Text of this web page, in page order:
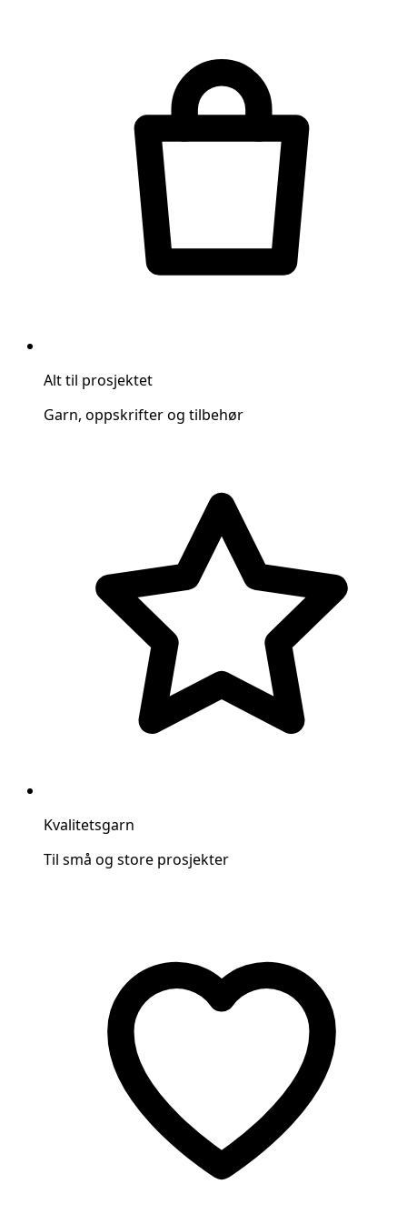
Alt til prosjektet
Garn, oppskrifter og tilbehør
Kvalitetsgarn
Til små og store prosjekter